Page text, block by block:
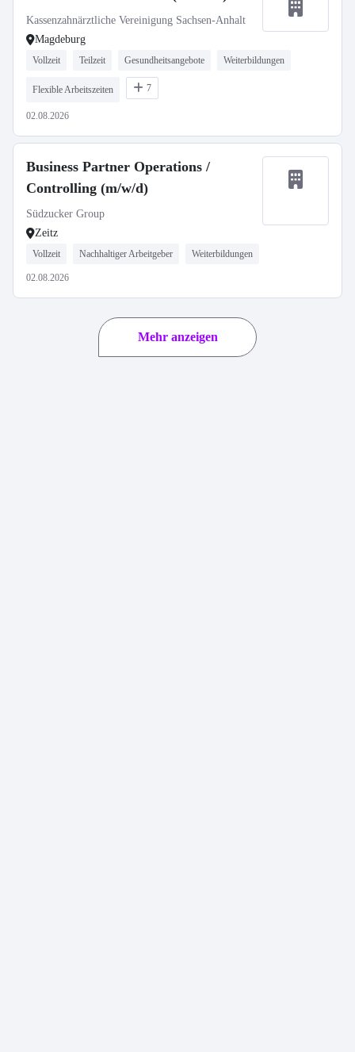
Kassenzahnärztliche Vereinigung Sachsen-Anhalt
Magdeburg
Vollzeit Teilzeit Gesundheitsangebote Weiterbildungen
Flexible Arbeitszeiten 7
02.08.2026
Business Partner Operations /
Controlling (m/w/d)
Südzucker Group
Zeitz
Vollzeit Nachhaltiger Arbeitgeber Weiterbildungen
02.08.2026
Mehr anzeigen